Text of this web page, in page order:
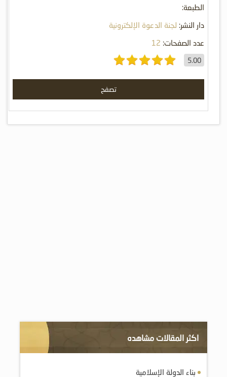
الطبعة:
دار النشر: لجنة الدعوة الإلكترونية
عدد الصفحات: 12
5.00
تصفح
اكثر المقالات مشاهده
بناء الدولة الإسلامية